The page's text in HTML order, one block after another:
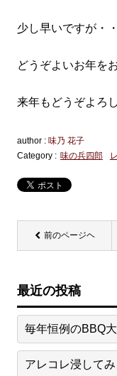
少し早いですが・
どうぞよいお年を
来年もどうぞよろ
author : 味乃 花子
Category : 味の兵四郎
前のページヘ
最近の投稿
毎年恒例のBBQ
アレコレ浸してみ